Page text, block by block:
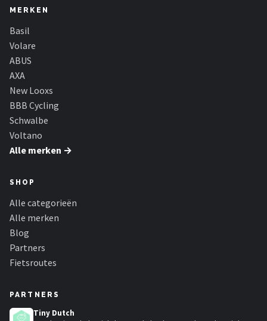
BBB Cycling
Schwalbe
Voltano
Shimano
Cortina
MERKEN
Basil
Volare
ABUS
AXA
New Looxs
BBB Cycling
Schwalbe
Voltano
Alle merken →
SHOP
Alle categorieën
Alle merken
Blog
Partners
Fietsroutes
PARTNERS
Tiny Dutch